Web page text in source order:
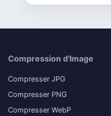
Compression d'Image
Compresser JPG
Compresser PNG
Compresser WebP